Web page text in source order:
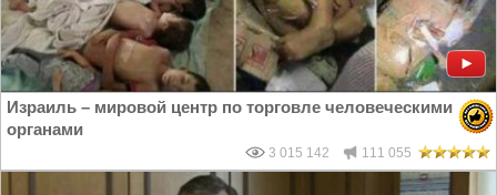
Израиль – мировой центр по торговле человеческими
органами
3 015 142 111 055